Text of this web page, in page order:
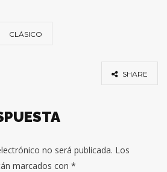
CLÁSICO
SHARE
no será publicada. Los
marcados con *